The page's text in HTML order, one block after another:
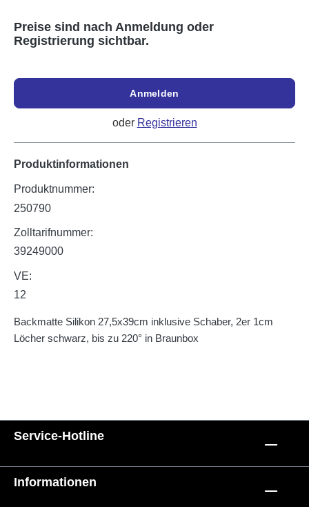
Preise sind nach Anmeldung oder
Registrierung sichtbar.
Anmelden
oder Registrieren
Produktinformationen
Produktnummer:
250790
Zolltarifnummer:
39249000
VE:
12
Backmatte Silikon 27,5x39cm inklusive Schaber, 2er 1cm
Löcher schwarz, bis zu 220° in Braunbox
Service-Hotline
Informationen